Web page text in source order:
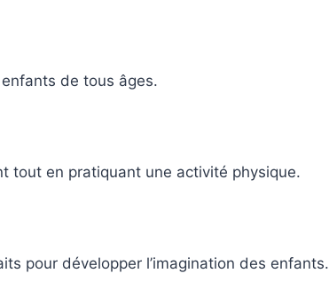
de tous âges.
tout en pratiquant une activité physique.
pour développer l’imagination des enfants.